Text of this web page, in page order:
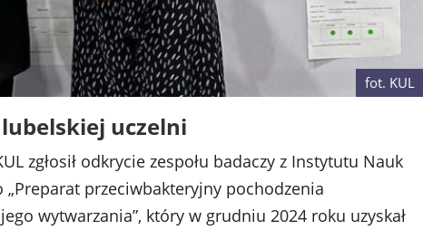
fot. KUL
uczelni
zgłosił odkrycie zespołu badaczy z Instytutu Nauk
przeciwbakteryjny pochodzenia
wytwarzania”, który w grudniu 2024 roku uzyskał